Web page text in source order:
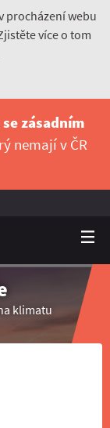
procházení webu
více o tom
zásadním
nemají v ČR
klimatu